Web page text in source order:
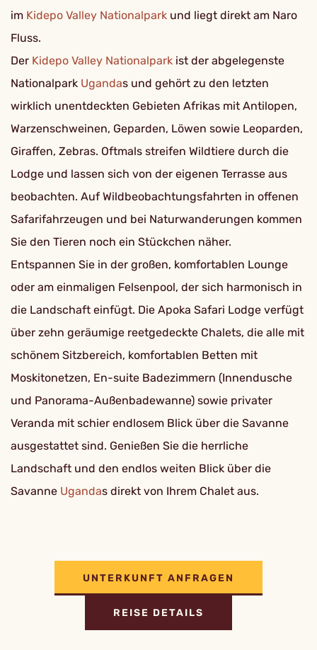
im Kidepo Valley Nationalpark und liegt direkt am Naro
Fluss.
Der Kidepo Valley Nationalpark ist der abgelegenste
Nationalpark Ugandas und gehört zu den letzten
wirklich unentdeckten Gebieten Afrikas mit Antilopen,
Warzenschweinen, Geparden, Löwen sowie Leoparden,
Giraffen, Zebras. Oftmals streifen Wildtiere durch die
Lodge und lassen sich von der eigenen Terrasse aus
beobachten. Auf Wildbeobachtungsfahrten in offenen
Safarifahrzeugen und bei Naturwanderungen kommen
Sie den Tieren noch ein Stückchen näher.
Entspannen Sie in der großen, komfortablen Lounge
oder am einmaligen Felsenpool, der sich harmonisch in
die Landschaft einfügt. Die Apoka Safari Lodge verfügt
über zehn geräumige reetgedeckte Chalets, die alle mit
schönem Sitzbereich, komfortablen Betten mit
Moskitonetzen, En-suite Badezimmern (Innendusche
und Panorama-Außenbadewanne) sowie privater
Veranda mit schier endlosem Blick über die Savanne
ausgestattet sind. Genießen Sie die herrliche
Landschaft und den endlos weiten Blick über die
Savanne Ugandas direkt von Ihrem Chalet aus.
UNTERKUNFT ANFRAGEN
REISE DETAILS